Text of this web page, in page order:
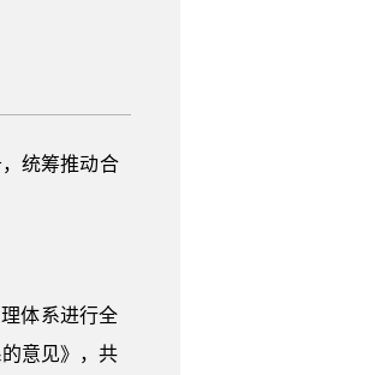
统筹推动合
体系进行全
意见》，共